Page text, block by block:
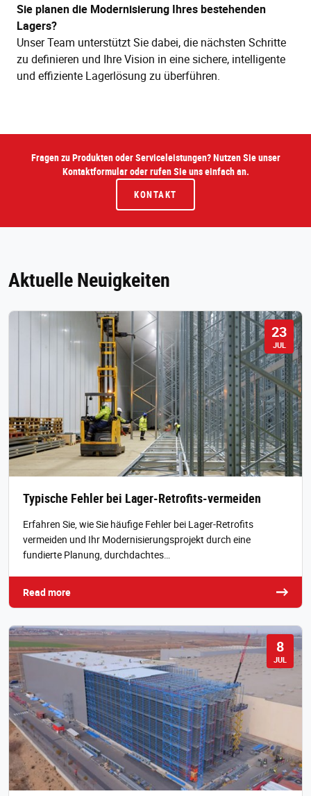
Sie planen die Modernisierung Ihres bestehenden
Lagers?
Unser Team unterstützt Sie dabei, die nächsten Schritte
zu definieren und Ihre Vision in eine sichere, intelligente
und effiziente Lagerlösung zu überführen.
Fragen zu Produkten oder Serviceleistungen? Nutzen Sie unser
Kontaktformular oder rufen Sie uns einfach an.
KONTAKT
Aktuelle Neuigkeiten
23
JUL
Typische Fehler bei Lager-Retrofits-vermeiden
Erfahren Sie, wie Sie häufige Fehler bei Lager-Retrofits
vermeiden und Ihr Modernisierungsprojekt durch eine
fundierte Planung, durchdachtes…
Read more
8
JUL